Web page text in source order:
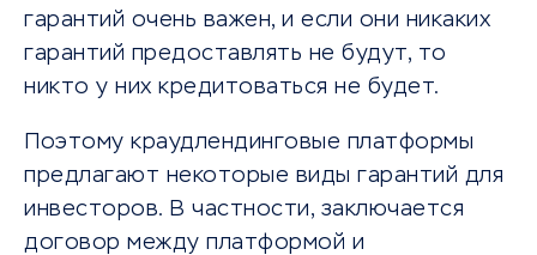
гарантий очень важен, и если они никаких
гарантий предоставлять не будут, то
никто у них кредитоваться не будет.
Поэтому краудлендинговые платформы
предлагают некоторые виды гарантий для
инвесторов. В частности, заключается
договор между платформой и